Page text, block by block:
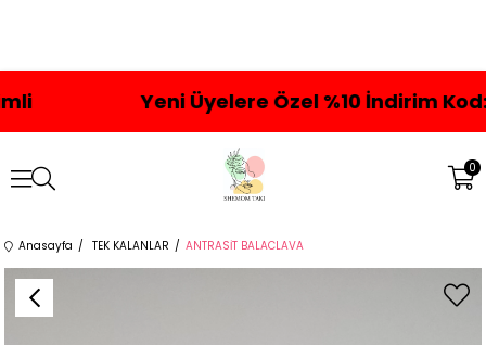
Özel %10 İndirim Kod:hoşgeldin10
0
Anasayfa TEK KALANLAR ANTRASİT BALACLAVA